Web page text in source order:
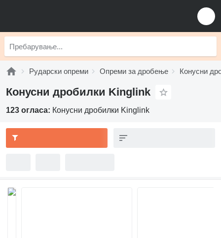
Рударски опреми Опреми за дробење Конусни
Конусни дробилки Kinglink
123 огласа: Конусни дробилки Kinglink